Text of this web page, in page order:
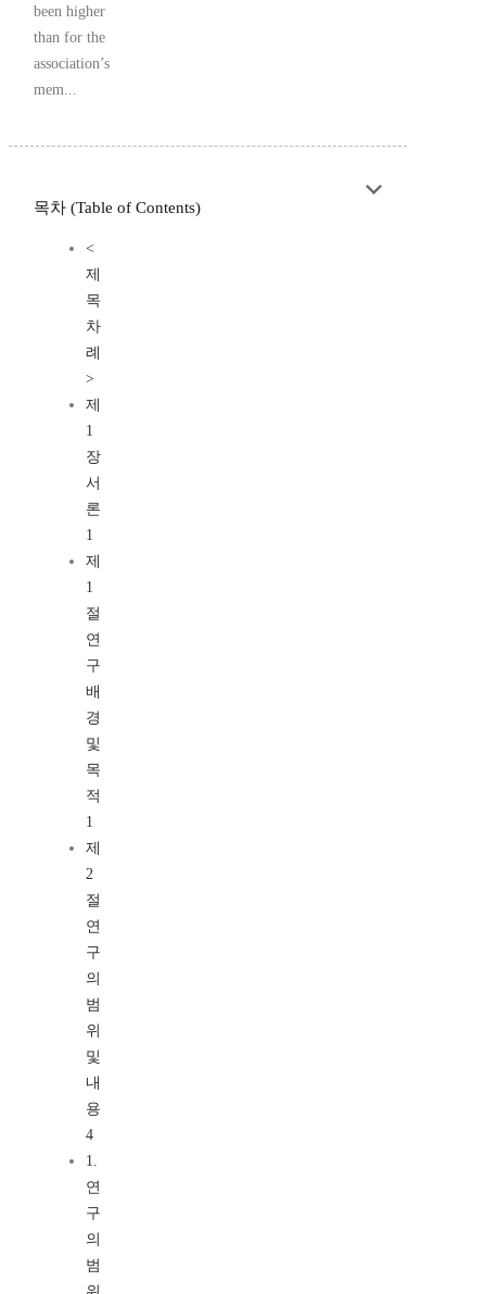
been higher
than for the
association’s
mem...
목차 (Table of Contents)
<
제
목
차
례
>
제
1
장
서
론
1
제
1
절
연
구
배
경
및
목
적
1
제
2
절
연
구
의
범
위
및
내
용
4
1.
연
구
의
범